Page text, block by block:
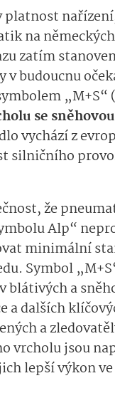
platnost
na
zatím
budoucnu
se
vychází z
silničního
že
Alp“
minimální
Symbol
blátivých a
a dalších
a
vrcholu jsou
lepší výkon